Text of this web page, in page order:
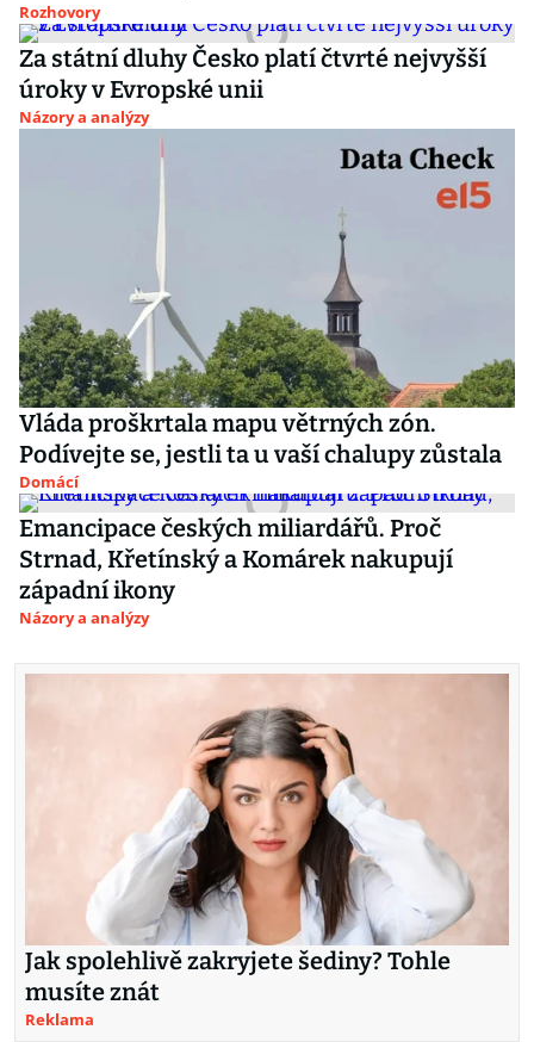
Rozhovory
Za státní dluhy Česko platí čtvrté nejvyšší
úroky v Evropské unii
Názory a analýzy
Vláda proškrtala mapu větrných zón.
Podívejte se, jestli ta u vaší chalupy zůstala
Domácí
Emancipace českých miliardářů. Proč
Strnad, Křetínský a Komárek nakupují
západní ikony
Názory a analýzy
Jak spolehlivě zakryjete šediny? Tohle
musíte znát
Reklama